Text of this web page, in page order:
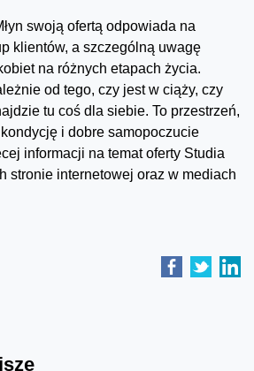
swoją ofertą odpowiada na
klientów, a szczególną uwagę
na różnych etapach życia.
od tego, czy jest w ciąży, czy
tu coś dla siebie. To przestrzeń,
i dobre samopoczucie
informacji na temat oferty Studia
stronie internetowej oraz w mediach